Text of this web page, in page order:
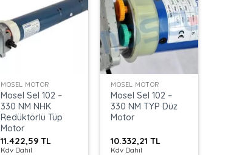
MOSEL MOTOR
Mosel Sel 102 –
330 NM NHK
Redüktörlü Tüp
Motor
11.422,59TL
Kdv Dahil
+
MOSEL MOTOR
Mosel Sel 102 –
330 NM TYP Düz
Motor
10.332,21TL
Kdv Dahil